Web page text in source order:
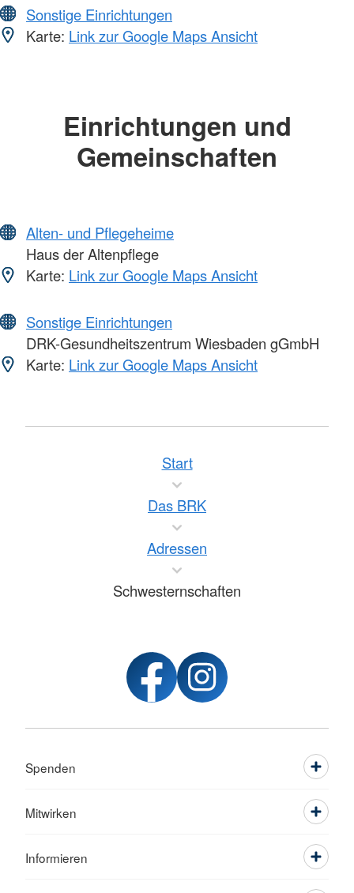
Sonstige Einrichtungen
Karte: Link zur Google Maps Ansicht
Einrichtungen und
Gemeinschaften
Alten- und Pflegeheime
Haus der Altenpflege
Karte: Link zur Google Maps Ansicht
Sonstige Einrichtungen
DRK-Gesundheitszentrum Wiesbaden gGmbH
Karte: Link zur Google Maps Ansicht
Start
Das BRK
Adressen
Schwesternschaften
Spenden
Mitwirken
Informieren